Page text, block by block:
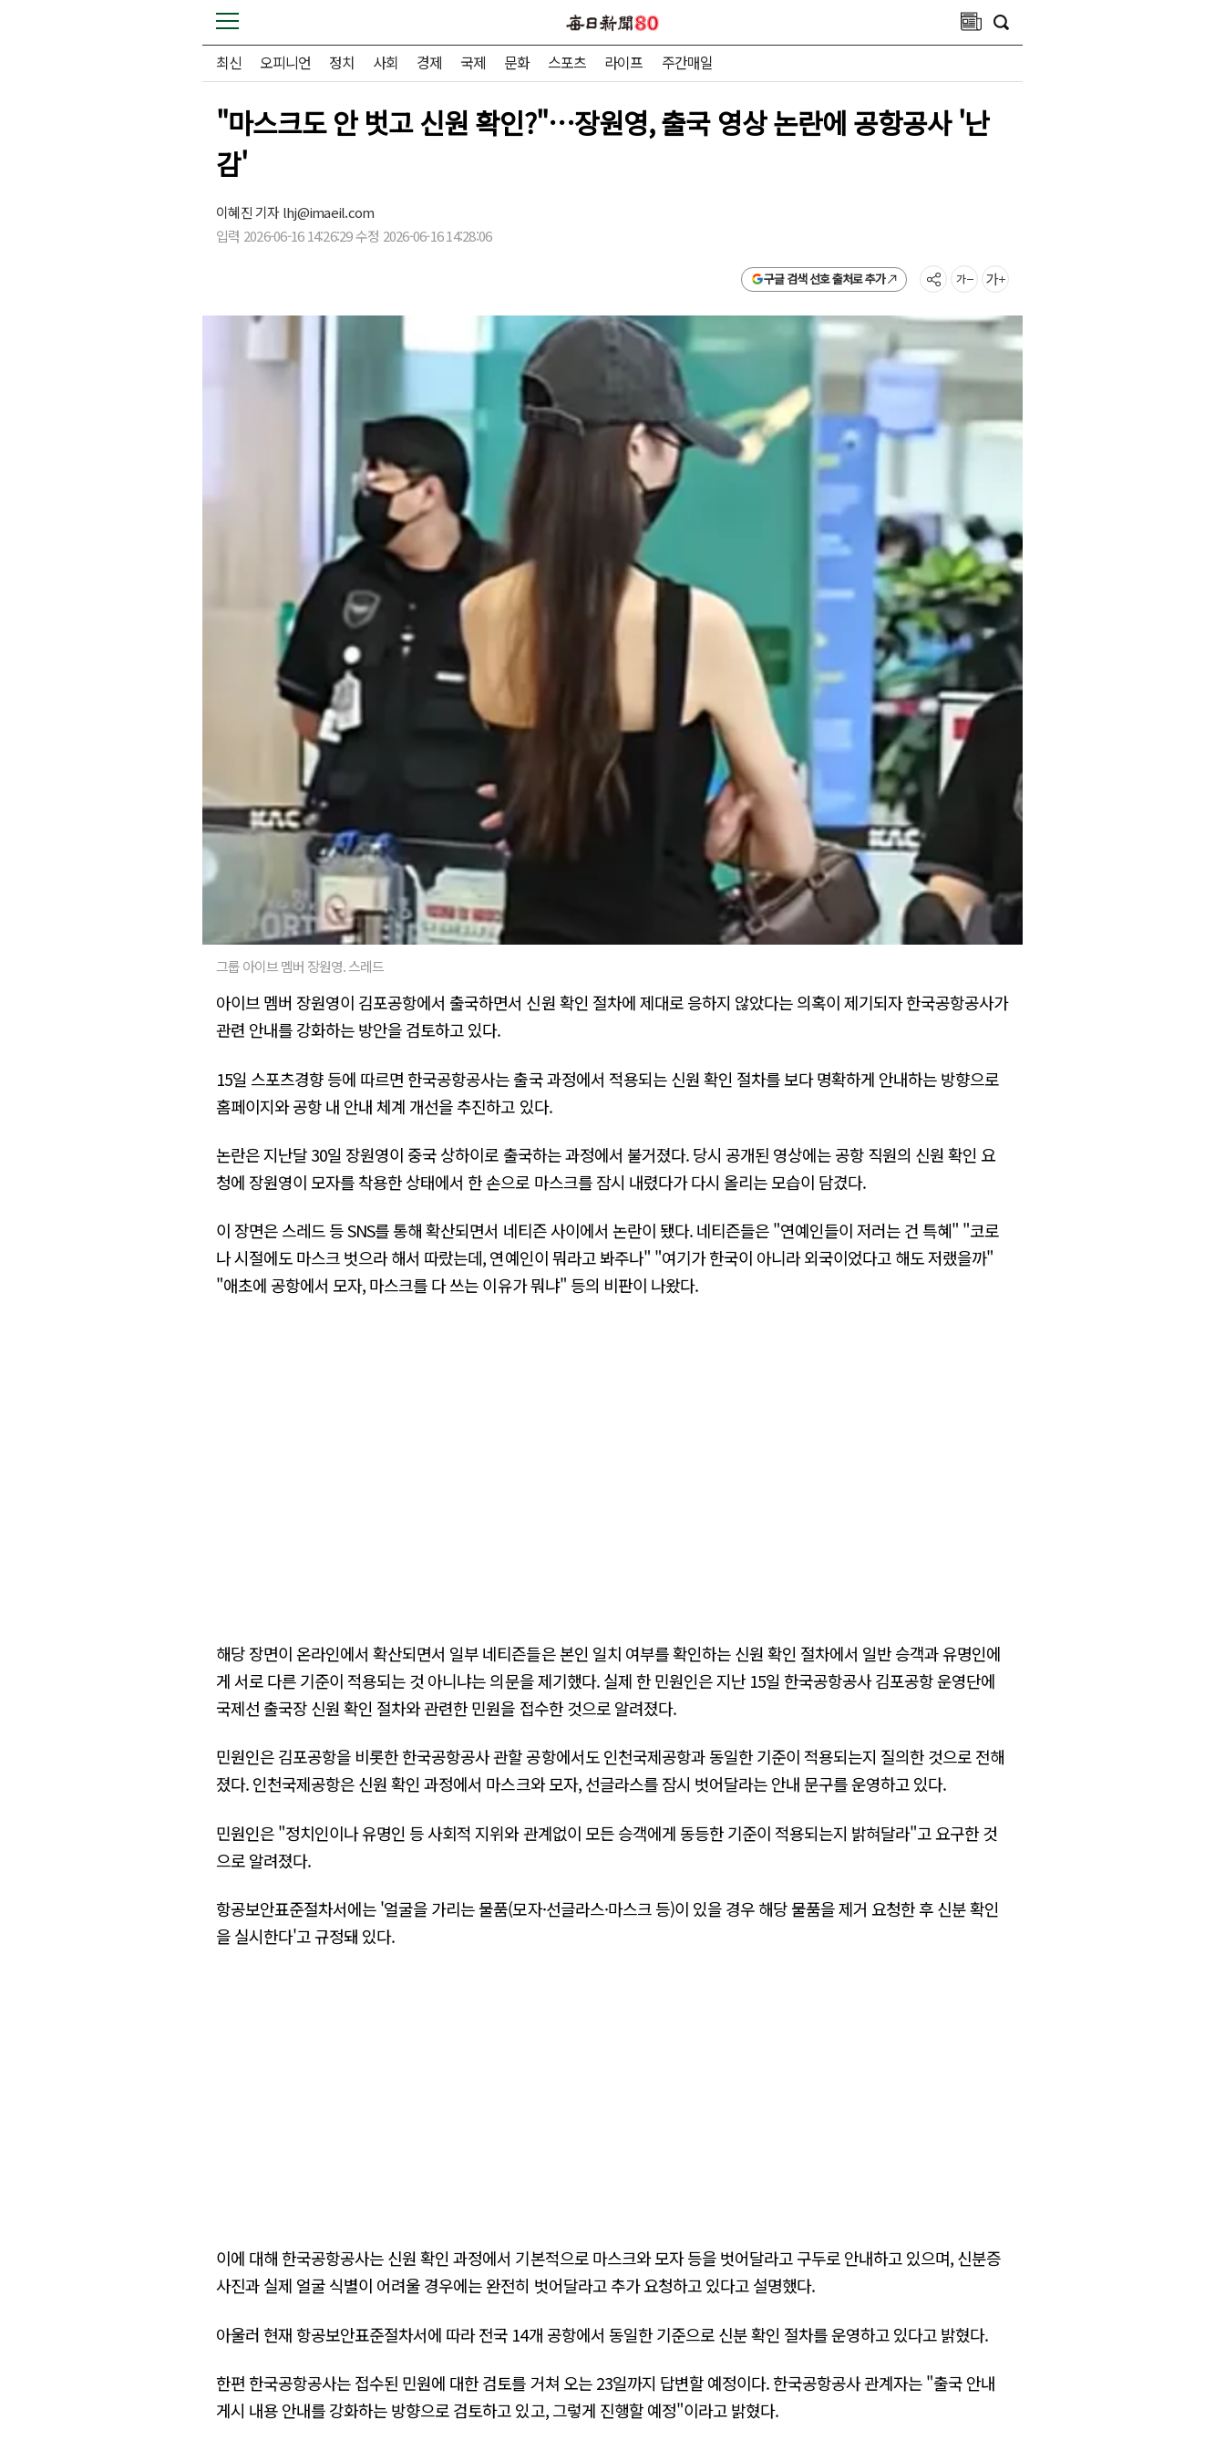
최신 오피니언 정치 사회 경제 국제 문화 스포츠 라이프 주간매일
"마스크도 안 벗고 신원 확인?"…장원영, 출국 영상 논란에 공항공사 '난
감'
이혜진 기자lhj@imaeil.com
입력 2026-06-16 14:26:29 수정 2026-06-16 14:28:06
구글 검색 선호 출처로 추가
그룹 아이브 멤버 장원영. 스레드
아이브 멤버 장원영이 김포공항에서 출국하면서 신원 확인 절차에 제대로 응하지 않았다는 의혹이 제기되자 한국공항공사가
관련 안내를 강화하는 방안을 검토하고 있다.
15일 스포츠경향 등에 따르면 한국공항공사는 출국 과정에서 적용되는 신원 확인 절차를 보다 명확하게 안내하는 방향으로
홈페이지와 공항 내 안내 체계 개선을 추진하고 있다.
논란은 지난달 30일 장원영이 중국 상하이로 출국하는 과정에서 불거졌다. 당시 공개된 영상에는 공항 직원의 신원 확인 요
청에 장원영이 모자를 착용한 상태에서 한 손으로 마스크를 잠시 내렸다가 다시 올리는 모습이 담겼다.
이 장면은 스레드 등 SNS를 통해 확산되면서 네티즌 사이에서 논란이 됐다. 네티즌들은 "연예인들이 저러는 건 특혜" "코로
나 시절에도 마스크 벗으라 해서 따랐는데, 연예인이 뭐라고 봐주나" "여기가 한국이 아니라 외국이었다고 해도 저랬을까"
"애초에 공항에서 모자, 마스크를 다 쓰는 이유가 뭐냐" 등의 비판이 나왔다.
해당 장면이 온라인에서 확산되면서 일부 네티즌들은 본인 일치 여부를 확인하는 신원 확인 절차에서 일반 승객과 유명인에
게 서로 다른 기준이 적용되는 것 아니냐는 의문을 제기했다. 실제 한 민원인은 지난 15일 한국공항공사 김포공항 운영단에
국제선 출국장 신원 확인 절차와 관련한 민원을 접수한 것으로 알려졌다.
민원인은 김포공항을 비롯한 한국공항공사 관할 공항에서도 인천국제공항과 동일한 기준이 적용되는지 질의한 것으로 전해
졌다. 인천국제공항은 신원 확인 과정에서 마스크와 모자, 선글라스를 잠시 벗어달라는 안내 문구를 운영하고 있다.
민원인은 "정치인이나 유명인 등 사회적 지위와 관계없이 모든 승객에게 동등한 기준이 적용되는지 밝혀달라"고 요구한 것
으로 알려졌다.
항공보안표준절차서에는 '얼굴을 가리는 물품(모자·선글라스·마스크 등)이 있을 경우 해당 물품을 제거 요청한 후 신분 확인
을 실시한다'고 규정돼 있다.
이에 대해 한국공항공사는 신원 확인 과정에서 기본적으로 마스크와 모자 등을 벗어달라고 구두로 안내하고 있으며, 신분증
사진과 실제 얼굴 식별이 어려울 경우에는 완전히 벗어달라고 추가 요청하고 있다고 설명했다.
아울러 현재 항공보안표준절차서에 따라 전국 14개 공항에서 동일한 기준으로 신분 확인 절차를 운영하고 있다고 밝혔다.
한편 한국공항공사는 접수된 민원에 대한 검토를 거쳐 오는 23일까지 답변할 예정이다. 한국공항공사 관계자는 "출국 안내
게시 내용 안내를 강화하는 방향으로 검토하고 있고, 그렇게 진행할 예정"이라고 밝혔다.